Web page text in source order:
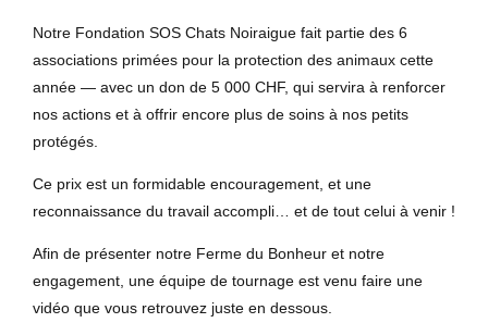
Notre Fondation SOS Chats Noiraigue fait partie des 6
associations primées pour la protection des animaux cette
année — avec un don de 5 000 CHF, qui servira à renforcer
nos actions et à offrir encore plus de soins à nos petits
protégés.
Ce prix est un formidable encouragement, et une
reconnaissance du travail accompli… et de tout celui à venir !
Afin de présenter notre Ferme du Bonheur et notre
engagement, une équipe de tournage est venu faire une
vidéo que vous retrouvez juste en dessous.